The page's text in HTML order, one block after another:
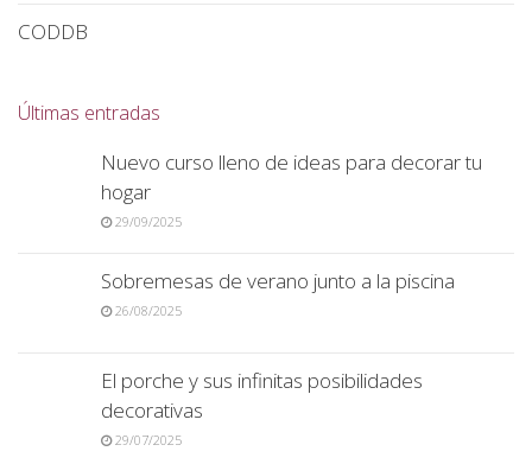
CODDB
Últimas entradas
Nuevo curso lleno de ideas para decorar tu
hogar
29/09/2025
Sobremesas de verano junto a la piscina
26/08/2025
El porche y sus infinitas posibilidades
decorativas
29/07/2025